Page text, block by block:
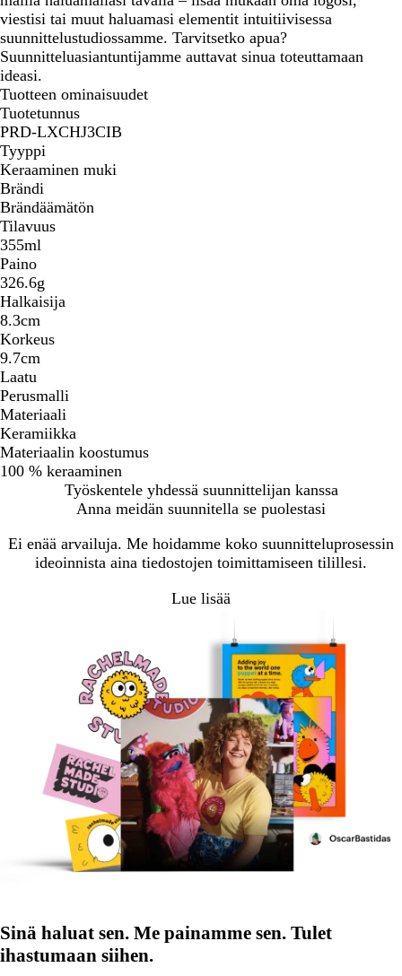
viestisi tai muut haluamasi elementit intuitiivisessa
suunnittelustudiossamme. Tarvitsetko apua?
Suunnitteluasiantuntijamme auttavat sinua toteuttamaan
ideasi.
Tuotteen ominaisuudet
Tuotetunnus
PRD-LXCHJ3CIB
Tyyppi
Keraaminen muki
Brändi
Brändäämätön
Tilavuus
355ml
Paino
326.6g
Halkaisija
8.3cm
Korkeus
9.7cm
Laatu
Perusmalli
Materiaali
Keramiikka
Materiaalin koostumus
100 % keraaminen
Työskentele yhdessä suunnittelijan kanssa
Anna meidän suunnitella se puolestasi
Ei enää arvailuja. Me hoidamme koko suunnitteluprosessin
ideoinnista aina tiedostojen toimittamiseen tilillesi.
Lue lisää
Sinä haluat sen. Me painamme sen. Tulet
ihastumaan siihen.